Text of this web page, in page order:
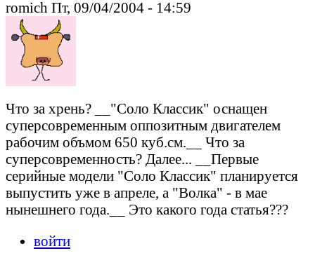
romich Пт, 09/04/2004 - 14:59
Что за хрень? __"Соло Классик" оснащен
суперсовременным оппозитным двигателем
рабочим объмом 650 куб.см.__ Что за
суперсовременность? Далее... __Первые
серийные модели "Соло Классик" планируется
выпустить уже в апреле, а "Волка" - в мае
нынешнего года.__ Это какого года статья???
войти